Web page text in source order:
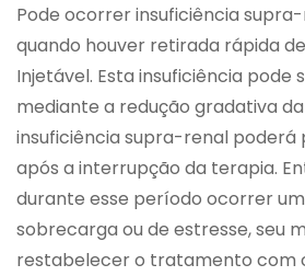
Pode ocorrer insuficiência
quando houver retirada rápida de
Injetável. Esta insuficiência pode
mediante a redução gradativa da
insuficiência supra-renal poderá
após a interrupção da terapia.
durante esse período ocorrer
sobrecarga ou de estresse, seu
restabelecer o tratamento com